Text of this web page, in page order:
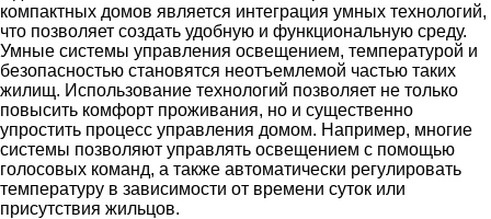
компактных домов является интеграция умных технологий,
что позволяет создать удобную и функциональную среду.
Умные системы управления освещением, температурой и
безопасностью становятся неотъемлемой частью таких
жилищ. Использование технологий позволяет не только
повысить комфорт проживания, но и существенно
упростить процесс управления домом. Например, многие
системы позволяют управлять освещением с помощью
голосовых команд, а также автоматически регулировать
температуру в зависимости от времени суток или
присутствия жильцов.